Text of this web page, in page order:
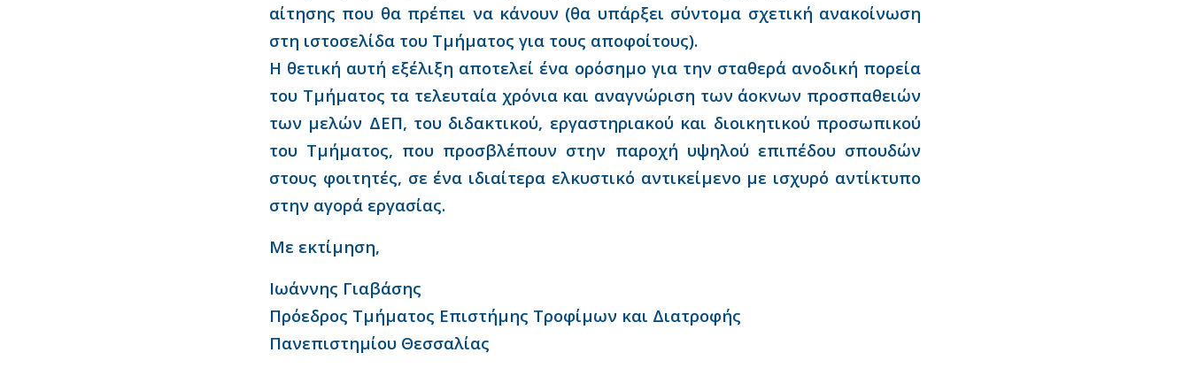
αίτησης που θα πρέπει να κάνουν (θα υπάρξει σύντομα σχετική ανακοίνωση
στη ιστοσελίδα του Τμήματος για τους αποφοίτους).
Η θετική αυτή εξέλιξη αποτελεί ένα ορόσημο για την σταθερά ανοδική πορεία
του Τμήματος τα τελευταία χρόνια και αναγνώριση των άοκνων προσπαθειών
των μελών ΔΕΠ, του διδακτικού, εργαστηριακού και διοικητικού προσωπικού
του Τμήματος, που προσβλέπουν στην παροχή υψηλού επιπέδου σπουδών
στους φοιτητές, σε ένα ιδιαίτερα ελκυστικό αντικείμενο με ισχυρό αντίκτυπο
στην αγορά εργασίας.
Με εκτίμηση,
Ιωάννης Γιαβάσης
Πρόεδρος Τμήματος Επιστήμης Τροφίμων και Διατροφής
Πανεπιστημίου Θεσσαλίας